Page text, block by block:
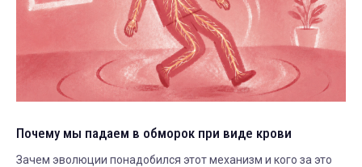
Почему мы падаем в обморок при виде крови
Зачем эволюции понадобился этот механизм и кого за это